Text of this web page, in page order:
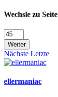
Wechsle zu Seite
Weiter
Nächste Letzte
ellermaniac